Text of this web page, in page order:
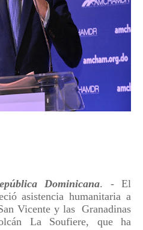
Dominicana. - El
asistencia humanitaria a
Vicente y las Granadinas
La Soufiere, que ha